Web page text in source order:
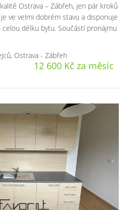
Ostrava – Zábřeh, jen pár kroků
ve velmi dobrém stavu a disponuje
délku bytu. Součástí pronájmu
Ostrava - Zábřeh
12 600 Kč za měsíc